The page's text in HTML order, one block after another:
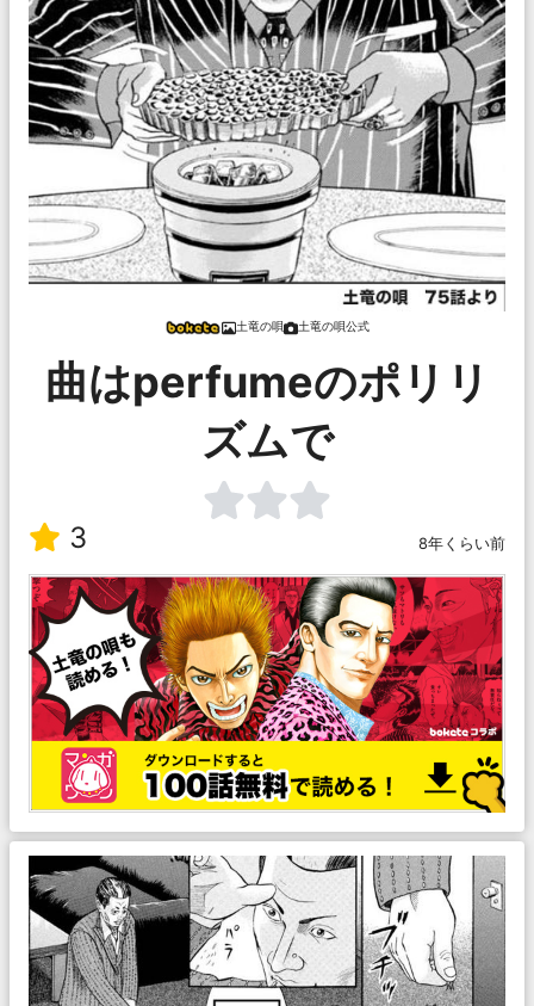
土竜の唄 土竜の唄公式
曲はperfumeのポリリ
ズムで
3 8年くらい前